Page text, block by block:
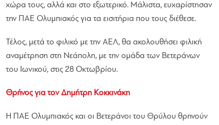
χώρα τους, αλλά και στο εξωτερικό. Μάλιστα, ευχαρίστησαν
την ΠΑΕ Ολυμπιακός για τα εισιτήρια που τους διέθεσε.
Τέλος, μετά το φιλικό με την ΑΕΛ, θα ακολουθήσει φιλική
αναμέτρηση στη Νεάπολη, με την ομάδα των Βετεράνων
του Ιωνικού, στις 28 Οκτωβρίου.
Θρήνος για τον Δημήτρη Κοκκινάκη
Η ΠΑΕ Ολυμπιακός και οι Βετεράνοι του Θρύλου θρηνούν